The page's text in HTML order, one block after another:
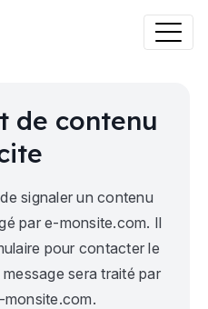
de contenu
signaler un contenu
par e-monsite.com. Il
pour contacter le
sera traité par